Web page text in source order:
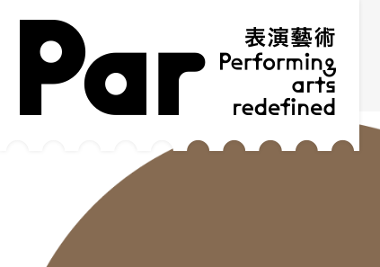
跳到主要内容区块
网站导览